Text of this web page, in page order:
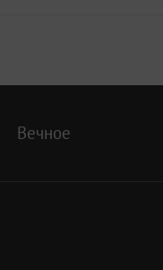
Вечное